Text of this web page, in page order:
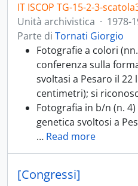
IT ISCOP TG-15-2-3-
Unità archivistica · 1978-
Parte di Tornati Giorgio
Fotografie a colori
conferenza sulla
svoltasi a Pesaro il 22
centimetri); si
Fotografia in b/n (n.
genetica svoltosi a
… Read more
[Congressi]